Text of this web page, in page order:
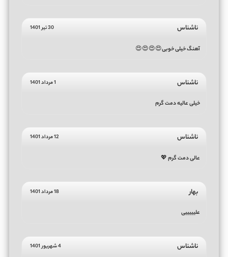
ناشناس 30 تیر 1401
آهنگ خیلی خوبی😍😍😍😍
ناشناس 1 مرداد 1401
خیلی عالیه دمت گرم
ناشناس 12 مرداد 1401
عالی دمت گرم 💖
بهار 18 مرداد 1401
علیییییی
ناشناس 4 شهریور 1401